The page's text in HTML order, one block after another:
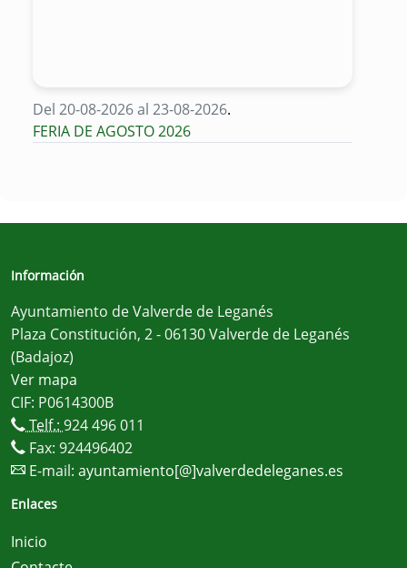
Del 20-08-2026 al 23-08-2026.
FERIA DE AGOSTO 2026
Información
Ayuntamiento de Valverde de Leganés
Plaza Constitución, 2 - 06130 Valverde de Leganés
(Badajoz)
Ver mapa
CIF: P0614300B
Telf.: 924 496 011
Fax: 924496402
E-mail: ayuntamiento[@]valverdedeleganes.es
Enlaces
Inicio